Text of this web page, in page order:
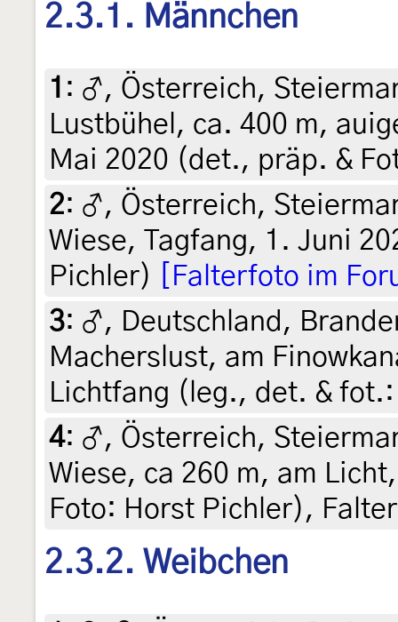
2.3.1. Männchen
1 : ♂, Österreich,
Lustbühel, ca. 400 m,
Mai 2020 (det., präp. &
2: ♂, Österreich,
Wiese, Tagfang, 1. Juni
Pichler)
[Falterfoto im
3: ♂, Deutschland,
Macherslust, am
Lichtfang (leg., det. &
4: ♂, Österreich,
Wiese, ca 260 m, am
Foto: Horst Pichler),
2.3.2. Weibchen